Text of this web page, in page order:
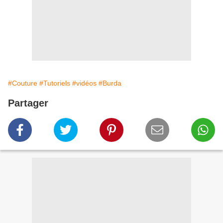
#Couture #Tutoriels #vidéos #Burda
Partager